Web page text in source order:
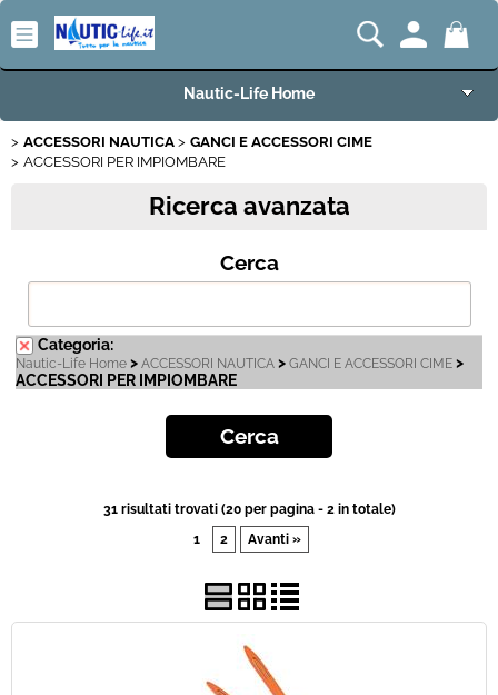
Nautic-Life Home
Accessori e Ricambi
Imbarcazioni e Motori
Carrelli Porta Barca
Best Seller
Fineserie e Occasioni
Usato
Pronta Consegna
ACCESSORI NAUTICA
GANCI E ACCESSORI CIME
ACCESSORI PER IMPIOMBARE
Ricerca avanzata
Cerca
Categoria:
Nautic-Life Home > ACCESSORI NAUTICA > GANCI E ACCESSORI CIME >
ACCESSORI PER IMPIOMBARE
31 risultati trovati (20 per pagina - 2 in totale)
1
2 Avanti »